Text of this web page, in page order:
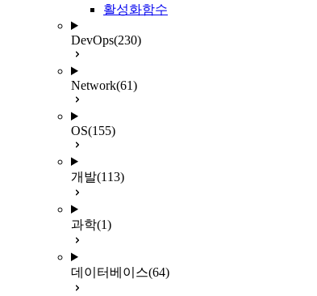
활성화함수
DevOps(230)
Network(61)
OS(155)
개발(113)
과학(1)
데이터베이스(64)